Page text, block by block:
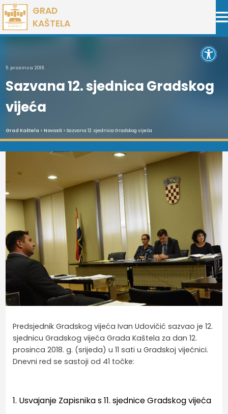
Preskoči
na
sadržaj
GRAD
KAŠTELA
5. prosinca 2018.
Sazvana 12. sjednica Gradskog
vijeća
Grad Kaštela > Novosti > Sazvana 12. sjednica Gradskog vijeća
Predsjednik Gradskog vijeća Ivan Udovičić sazvao je 12.
sjednicu Gradskog vijeća Grada Kaštela za dan 12.
prosinca 2018. g. (srijeda) u 11 sati u Gradskoj vijećnici.
Dnevni red se sastoji od 41 točke:
1. Usvajanje Zapisnika s 11. sjednice Gradskog vijeća